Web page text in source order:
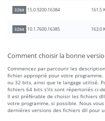
32bit 15.0.9200.16384 161.5
32bit 10.1.7600.16385 163.0
Comment choisir la bonne
Commencez par parcourir les
fichier approprié pour votre
ou 32 bits, ainsi que le langage utilisé.
fichiers 64 bits s'ils sont répertoriés ci-
Il est préférable de choisir les fichiers
votre programme, si possible. Nous
dernières versions des fichiers dll pour